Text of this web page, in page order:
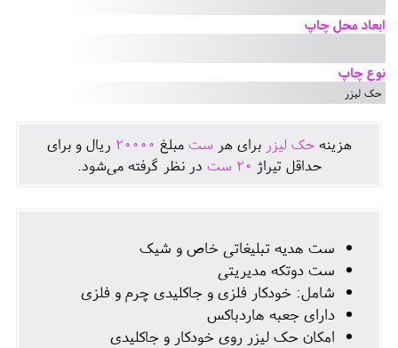
ابعاد محل چاپ
نوع چاپ
حک لیزر
هزينهحک لیزر برای هر ست مبلغ 20000 ريال و برای
حداقل تيراژ 20 ست در نظر گرفته می‌شود.
ست هدیه تبلیغاتی خاص و شیک
ست دوتکه مدیریتی
شامل: خودکار فلزی و جاکلیدی چرم و فلزی
دارای جعبه هاردباکس
امکان حک لیزر روی خودکار و جاکلیدی